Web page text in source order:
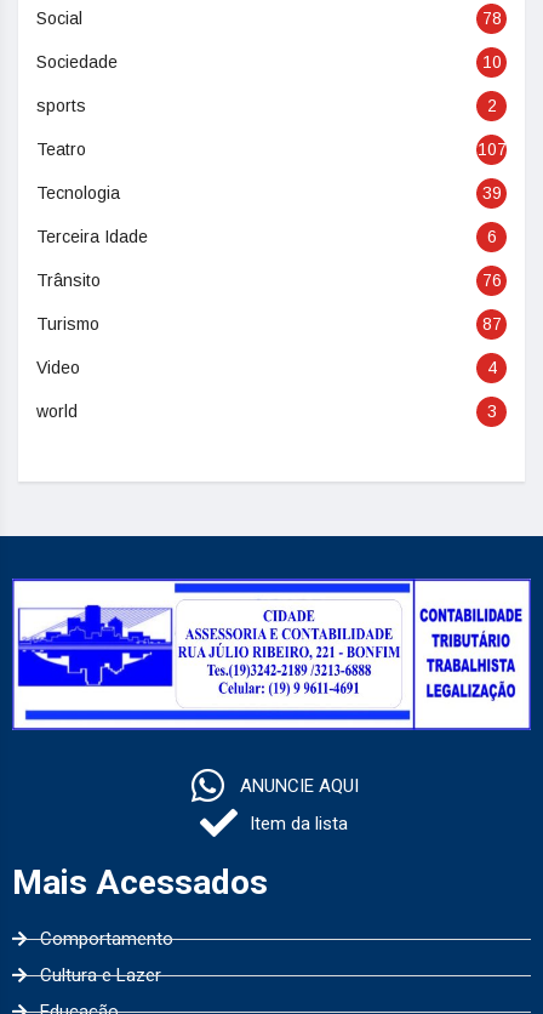
Social 78
Sociedade 10
sports 2
Teatro 107
Tecnologia 39
Terceira Idade 6
Trânsito 76
Turismo 87
Video 4
world 3
ANUNCIE AQUI
Item da lista
Mais Acessados
Comportamento
Cultura e Lazer